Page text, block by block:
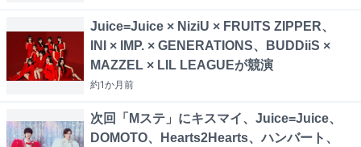
Juice=Juice × NiziU × FRUITS ZIPPER、
INI × IMP. × GENERATIONS、BUDDiiS ×
MAZZEL × LIL LEAGUEが競演
約1か月前
次回「Mステ」にキスマイ、Juice=Juice、
DOMOTO、Hearts2Hearts、ハンバート、